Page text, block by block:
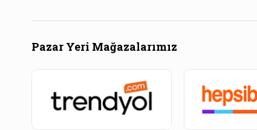
Pazar Yeri Mağazalarımız